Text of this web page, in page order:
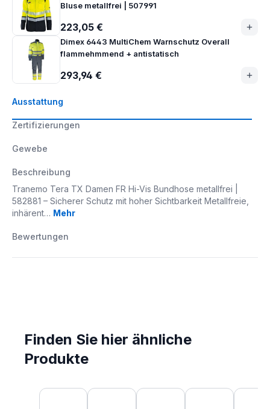
Ausstattung
Zertifizierungen
Gewebe
Beschreibung
Tranemo Tera TX Damen FR Hi-Vis Bundhose metallfrei |
582881 – Sicherer Schutz mit hoher Sichtbarkeit Metallfreie,
inhärent… Mehr
Bewertungen
Bluse metallfrei | 507991
223,05 €
Dimex 6443 MultiChem Warnschutz Overall
flammehmmend + antistatisch
293,94 €
Finden Sie hier ähnliche
Produkte
Produktgalerie überspringen